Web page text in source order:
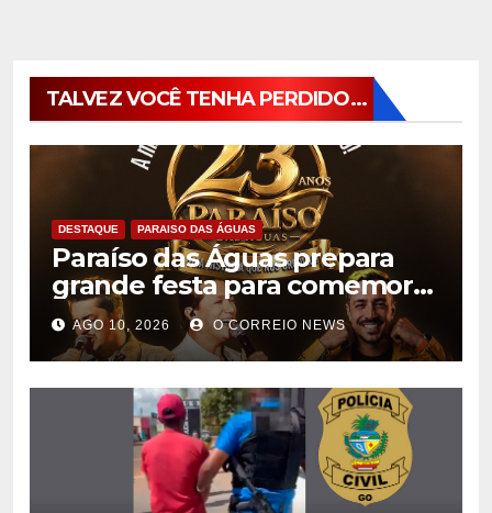
TALVEZ VOCÊ TENHA PERDIDO...
DESTAQUE PARAISO DAS ÁGUAS
Paraíso das Águas prepara
grande festa para comemorar
23 anos com rodeio e shows
AGO 10, 2026 O CORREIO NEWS